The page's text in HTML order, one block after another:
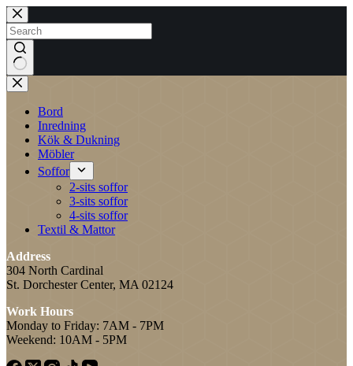
Skip
to
content
No
results
Bord
Inredning
Kök & Dukning
Möbler
Soffor
2-sits soffor
3-sits soffor
4-sits soffor
Textil & Mattor
Address
304 North Cardinal
St. Dorchester Center, MA 02124
Work Hours
Monday to Friday: 7AM - 7PM
Weekend: 10AM - 5PM